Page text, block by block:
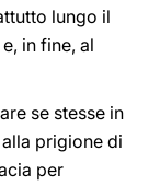
lungo il
in fine, al
se stesse in
prigione di
per